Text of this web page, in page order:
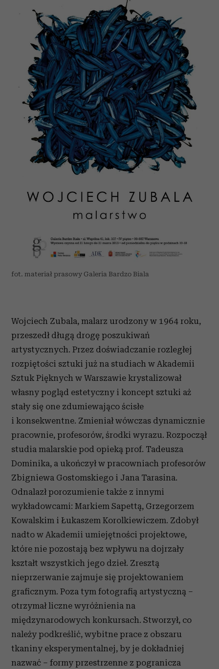
fot. materiał prasowy Galeria Bardzo Biala
Wojciech Zubala, malarz urodzony w 1964 roku,
przeszedł długą drogę poszukiwań
artystycznych. Przez doświadczanie rozległej
rozpiętości sztuki już na studiach w Akademii
Sztuk Pięknych w Warszawie krystalizował
własny pogląd estetyczny i koncept sztuki aż
stały się one zdumiewająco ścisłe
i konsekwentne. Zmieniał wówczas dynamicznie
pracownie, profesorów, środki wyrazu. Rozpoczął
studia malarskie pod opieką prof. Tadeusza
Dominika, a ukończył w pracowniach profesorów
Zbigniewa Gostomskiego i Jana Tarasina.
Odnalazł porozumienie także z innymi
wykładowcami: Markiem Sapettą, Grzegorzem
Kowalskim i Łukaszem Korolkiewiczem. Zdobył
nadto w Akademii umiejętności projektowe,
które nie pozostają bez wpływu na dojrzały
kształt wszystkich jego dzieł. Zresztą
nieprzerwanie zajmuje się projektowaniem
graficznym. Poza tym fotografią artystyczną –
otrzymał liczne wyróżnienia na
międzynarodowych konkursach. Stworzył, co
należy podkreślić, wybitne prace z obszaru
tkaniny eksperymentalnej, by je dokładniej
nazwać – formy przestrzenne z pogranicza